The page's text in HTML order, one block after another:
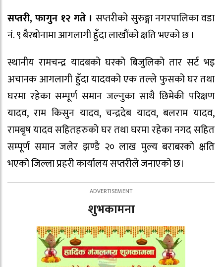
सप्तरी, फागुन १२ गते ।सप्तरीको सुरुङ्गा नगरपालिका वडा
नं. ९ बैरबोनामा आगलागी हुँदा लाखौंको क्षति भएको छ ।
स्थानीय रामचन्द्र यादबको घरको बिजुलिको तार सर्ट भइ
अचानक आगलागी हुँदा यादवको एक तल्ले फुसको घर तथा
घरमा रहेका सम्पूर्ण समान जल्नुका साथै छिमेकी परिक्षण
यादव, राम किसुन यादव, चन्द्रदेब यादव, बलराम यादव,
रामबृष यादव सहितहरुको घर तथा घरमा रहेका नगद सहित
सम्पूर्ण समान जलेर झण्डै २० लाख मुल्य बराबरको क्षति
भएको जिल्ला प्रहरी कार्यालय सप्तरीले जनाएको छ।
शुभकामना